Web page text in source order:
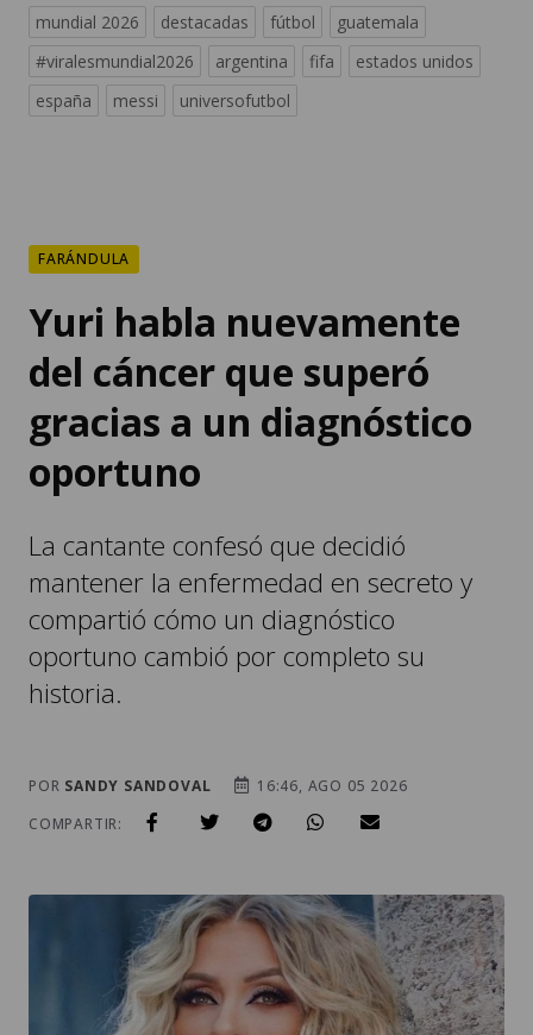
mundial 2026 destacadas fútbol
guatemala
#viralesmundial2026
argentina fifa
estados unidos
españa
messi universofutbol
FARÁNDULA
Yuri habla nuevamente
del cáncer que superó
gracias a un diagnóstico
oportuno
La cantante confesó que decidió
mantener la enfermedad en secreto y
compartió cómo un diagnóstico
oportuno cambió por completo su
historia.
POR SANDY SANDOVAL
16:46, AGO 05 2026
COMPARTIR: